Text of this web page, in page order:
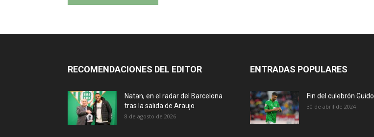
RECOMENDACIONES DEL EDITOR
Natan, en el radar del Barcelona
tras la salida de Araujo
8 de agosto de 2026
ENTRADAS POPULARES
Fin del culebrón Guido
30 de abril de 2024